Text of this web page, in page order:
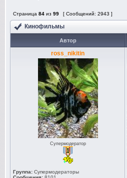
Страница 84 из 99 [ Сообщений: 2943 ]
Кинофильмы
Автор
ross_nikitin
Супермодератор
Группа: Супермодераторы